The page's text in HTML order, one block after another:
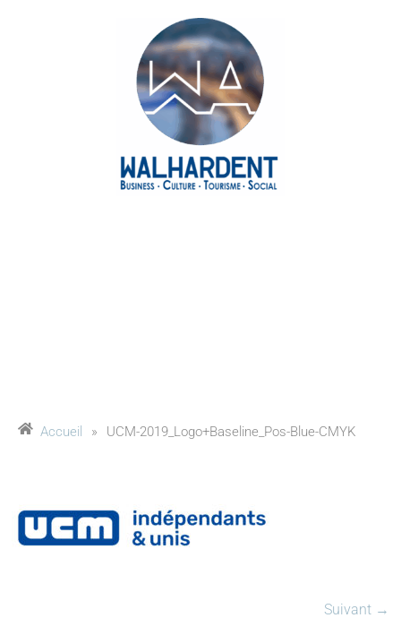
Accueil » UCM-2019_Logo+Baseline_Pos-Blue-CMYK
Suivant →